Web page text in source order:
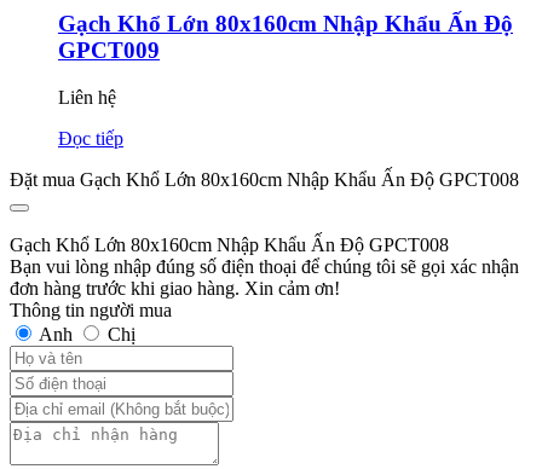
Gạch Khổ Lớn 80x160cm Nhập Khẩu Ấn Độ
GPCT009
Liên hệ
Đọc tiếp
Đặt mua Gạch Khổ Lớn 80x160cm Nhập Khẩu Ấn Độ GPCT008
Gạch Khổ Lớn 80x160cm Nhập Khẩu Ấn Độ GPCT008
Bạn vui lòng nhập đúng số điện thoại để chúng tôi sẽ gọi xác nhận
đơn hàng trước khi giao hàng. Xin cảm ơn!
Thông tin người mua
Anh
Chị